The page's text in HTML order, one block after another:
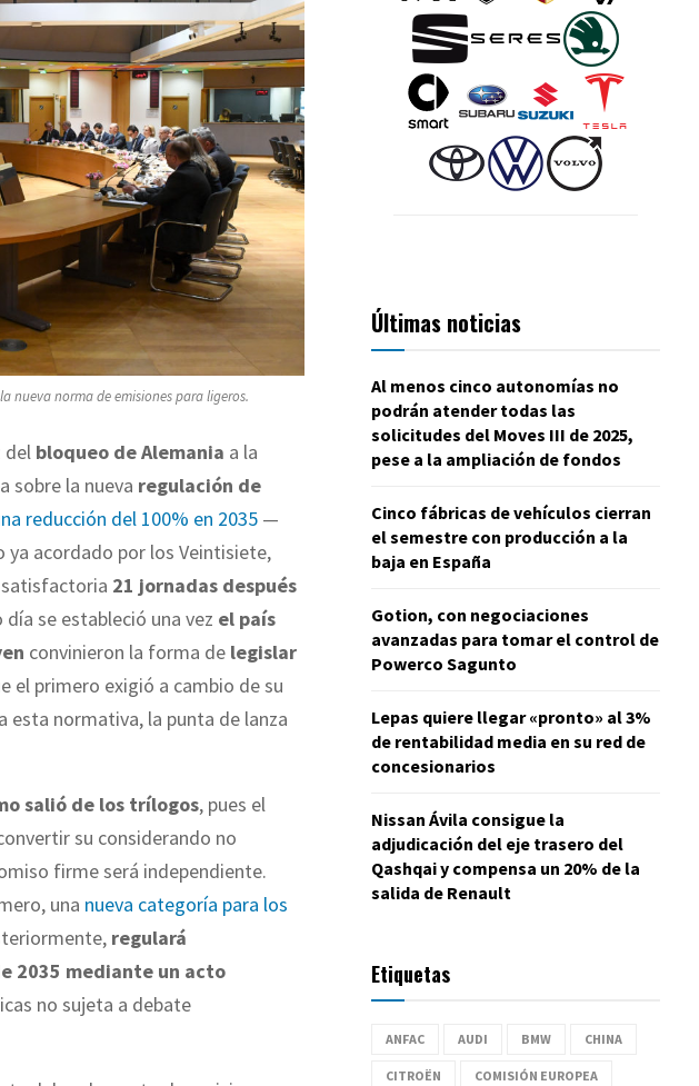
nueva norma de emisiones para ligeros.
del bloqueo de Alemania a la
sobre la nueva regulación de
reducción del 100% en 2035 —
acordado por los Veintisiete,
21 jornadas después
se estableció una vez el país
convinieron la forma de legislar
el primero exigió a cambio de su
normativa, la punta de lanza
salió de los trílogos, pues el
su considerando no
firme será independiente.
una nueva categoría para los
regulará
2035 mediante un acto
no sujeta a debate
Últimas noticias
Al menos cinco autonomías no
podrán atender todas las
solicitudes del Moves III de 2025,
pese a la ampliación de fondos
Cinco fábricas de vehículos cierran
el semestre con producción a la
baja en España
Gotion, con negociaciones
avanzadas para tomar el control de
Powerco Sagunto
Lepas quiere llegar «pronto» al 3%
de rentabilidad media en su red de
concesionarios
Nissan Ávila consigue la
adjudicación del eje trasero del
Qashqai y compensa un 20% de la
salida de Renault
Etiquetas
ANFAC AUDI BMW CHINA
CITROËN COMISIÓN EUROPEA